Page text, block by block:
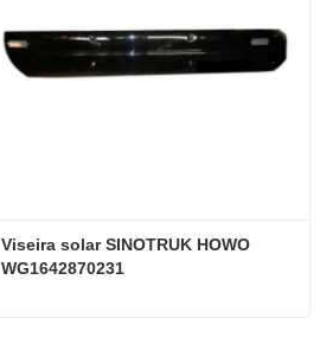
Viseira solar SINOTRUK HOWO
WG1642870231